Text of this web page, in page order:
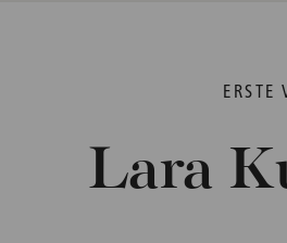
ERSTE
Lara